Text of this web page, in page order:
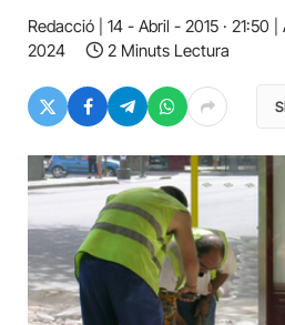
Redacció 14 - Abril - 2015 · 21:50
2024
2 Minuts Lectura